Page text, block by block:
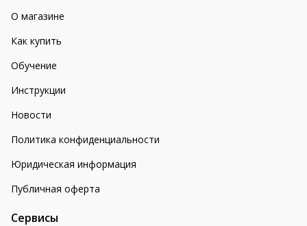
О магазине
Как купить
Обучение
Инструкции
Новости
Политика конфиденциальности
Юридическая информация
Публичная оферта
Сервисы